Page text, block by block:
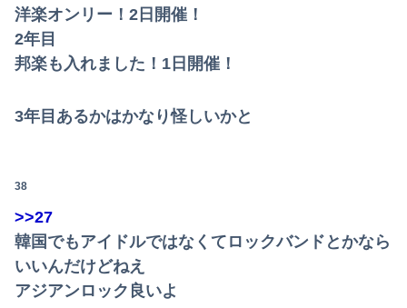
洋楽オンリー！2日開催！
2年目
邦楽も入れました！1日開催！
3年目あるかはかなり怪しいかと
38
>>27
韓国でもアイドルではなくてロックバンドとかなら
いいんだけどねえ
アジアンロック良いよ